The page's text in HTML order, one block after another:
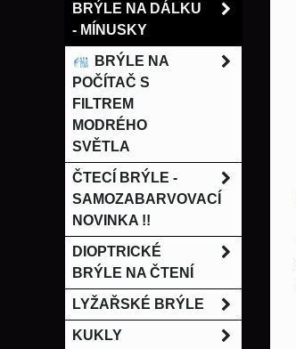
BRÝLE NA DÁLKU
- MÍNUSKY
BRÝLE NA
POČÍTAČ S
FILTREM
MODRÉHO
SVĚTLA
ČTECÍ BRÝLE -
SAMOZABARVOVACÍ
NOVINKA !!
DIOPTRICKÉ
BRÝLE NA ČTENÍ
LYŽAŘSKÉ BRÝLE
KUKLY